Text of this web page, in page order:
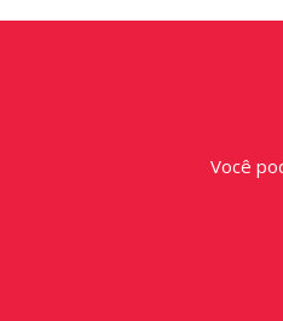
Você